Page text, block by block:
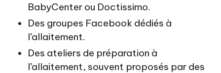
BabyCenter ou Doctissimo.
Des groupes Facebook dédiés à
l’allaitement.
Des ateliers de préparation à
l’allaitement, souvent proposés par des